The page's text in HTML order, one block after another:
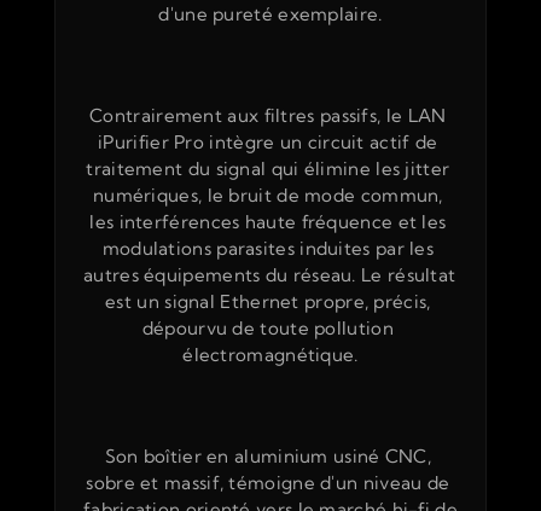
d'une pureté exemplaire.
Contrairement aux filtres passifs, le LAN
iPurifier Pro intègre un circuit actif de
traitement du signal qui élimine les jitter
numériques, le bruit de mode commun,
les interférences haute fréquence et les
modulations parasites induites par les
autres équipements du réseau. Le résultat
est un signal Ethernet propre, précis,
dépourvu de toute pollution
électromagnétique.
Son boîtier en aluminium usiné CNC,
sobre et massif, témoigne d'un niveau de